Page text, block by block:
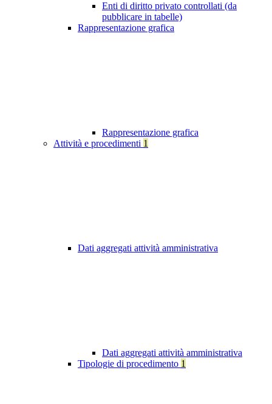
Enti di diritto privato controllati (da
pubblicare in tabelle)
Rappresentazione grafica
Rappresentazione grafica
Attività e procedimenti 1
Dati aggregati attività amministrativa
Dati aggregati attività amministrativa
Tipologie di procedimento 1